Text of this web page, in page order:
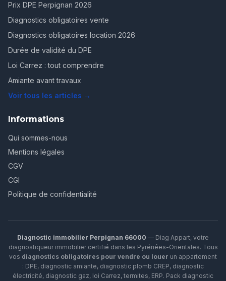
Prix DPE Perpignan 2026
Diagnostics obligatoires vente
Diagnostics obligatoires location 2026
Durée de validité du DPE
Loi Carrez : tout comprendre
Amiante avant travaux
Voir tous les articles →
Informations
Qui sommes-nous
Mentions légales
CGV
CGI
Politique de confidentialité
Diagnostic immobilier Perpignan 66000 — Diag Appart, votre
diagnostiqueur immobilier certifié dans les Pyrénées-Orientales. Tous
vos diagnostics obligatoires pour vendre ou louer un appartement
: DPE, diagnostic amiante, diagnostic plomb CREP, diagnostic
électricité, diagnostic gaz, loi Carrez, termites, ERP. Pack diagnostic